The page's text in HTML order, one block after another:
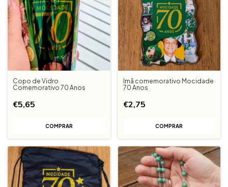
Copo de Vidro
Comemorativo 70 Anos
€5,65
Imã comemorativo Mocidade
70 Anos
€2,75